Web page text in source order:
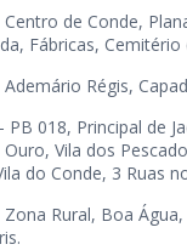
Centro de Conde,
Fábricas, Cemitério
Ademário Régis,
PB 018, Principal de
Ouro, Vila dos
do Conde, 3 Ruas
Zona Rural, Boa